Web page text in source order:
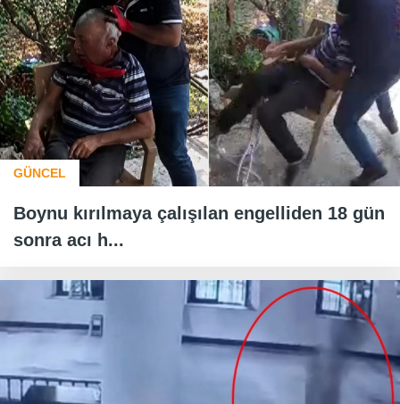
GÜNCEL
Boynu kırılmaya çalışılan engelliden 18 gün
sonra acı h...